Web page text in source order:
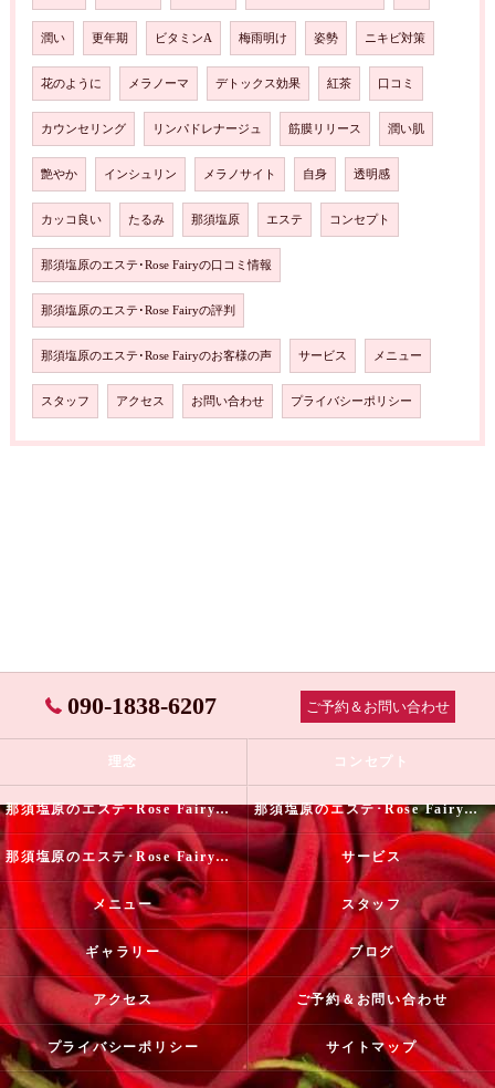
潤い 更年期 ビタミンA 梅雨明け 姿勢 ニキビ対策
花のように メラノーマ デトックス効果 紅茶 口コミ
カウンセリング リンパドレナージュ 筋膜リリース 潤い肌
艶やか インシュリン メラノサイト 自身 透明感
カッコ良い たるみ 那須塩原 エステ コンセプト
那須塩原のエステ･Rose Fairyの口コミ情報
那須塩原のエステ･Rose Fairyの評判
那須塩原のエステ･Rose Fairyのお客様の声 サービス メニュー
スタッフ アクセス お問い合わせ プライバシーポリシー
090-1838-6207 ご予約＆お問い合わせ
理念 コンセプト
那須塩原のエステ･Rose Fairyの口コミ情報 那須塩原のエステ･Rose Fairyの評判
那須塩原のエステ･Rose Fairyのお客様の声 サービス
メニュー スタッフ
ギャラリー ブログ
アクセス ご予約＆お問い合わせ
プライバシーポリシー サイトマップ